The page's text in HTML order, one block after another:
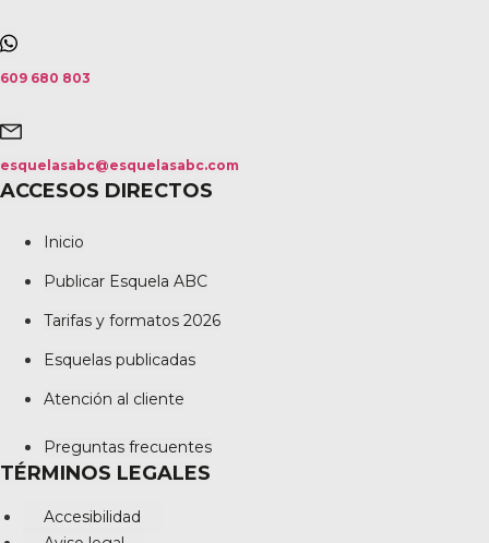
609 680 803
esquelasabc@esquelasabc.com
ACCESOS DIRECTOS
Inicio
Publicar Esquela ABC
Tarifas y formatos 2026
Esquelas publicadas
Atención al cliente
Preguntas frecuentes
TÉRMINOS LEGALES
Accesibilidad